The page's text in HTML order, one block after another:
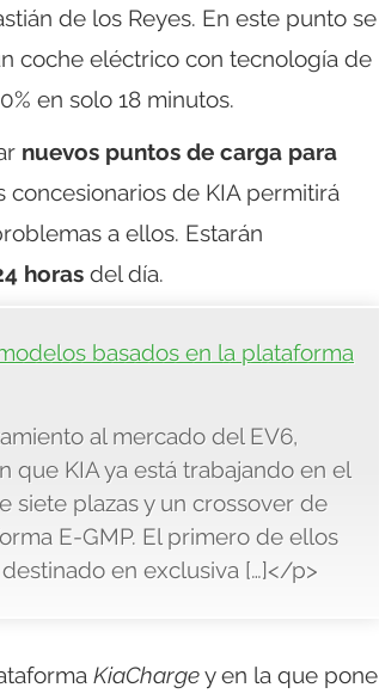
de los Reyes. En este punto se
coche eléctrico con tecnología de
en solo 18 minutos.
nuevos puntos de carga para
de KIA permitirá
a ellos. Estarán
horas del día.
basados en la plataforma
al mercado del EV6,
que KIA ya está trabajando en el
siete plazas y un crossover de
E-GMP. El primero de ellos
en exclusiva […]</p>
KiaChargey en la que pone